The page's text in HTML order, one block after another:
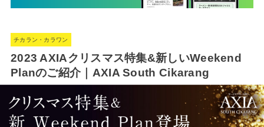
チカラン・カラワン
2023 AXIAクリスマス特集&新しいWeekend
Planのご紹介｜AXIA South Cikarang